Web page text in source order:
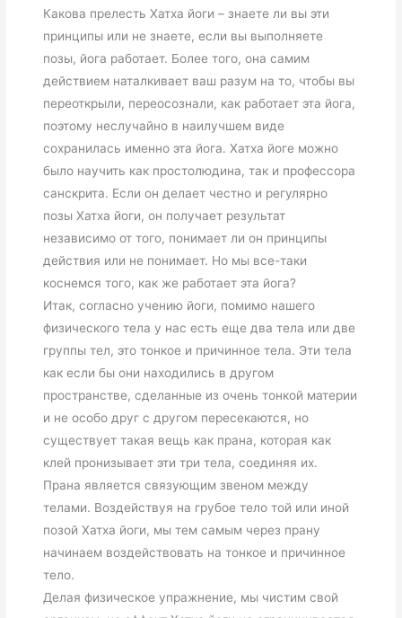
Какова прелесть Хатха йоги – знаете ли вы эти
принципы или не знаете, если вы выполняете
позы, йога работает. Более того, она самим
действием наталкивает ваш разум на то, чтобы вы
переоткрыли, переосознали, как работает эта йога,
поэтому неслучайно в наилучшем виде
сохранилась именно эта йога. Хатха йоге можно
было научить как простолюдина, так и профессора
санскрита. Если он делает честно и регулярно
позы Хатха йоги, он получает результат
независимо от того, понимает ли он принципы
действия или не понимает. Но мы все-таки
коснемся того, как же работает эта йога?
Итак, согласно учению йоги, помимо нашего
физического тела у нас есть еще два тела или две
группы тел, это тонкое и причинное тела. Эти тела
как если бы они находились в другом
пространстве, сделанные из очень тонкой материи
и не особо друг с другом пересекаются, но
существует такая вещь как прана, которая как
клей пронизывает эти три тела, соединяя их.
Прана является связующим звеном между
телами. Воздействуя на грубое тело той или иной
позой Хатха йоги, мы тем самым через прану
начинаем воздействовать на тонкое и причинное
тело.
Делая физическое упражнение, мы чистим свой